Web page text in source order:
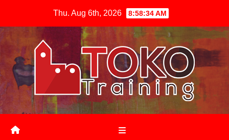
Thu. Aug 6th, 2026 8:58:35 AM